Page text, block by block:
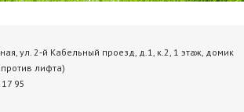
ул. 2‑й Кабельный проезд, д.1, к.2, 1 этаж, домик
лифта)
95